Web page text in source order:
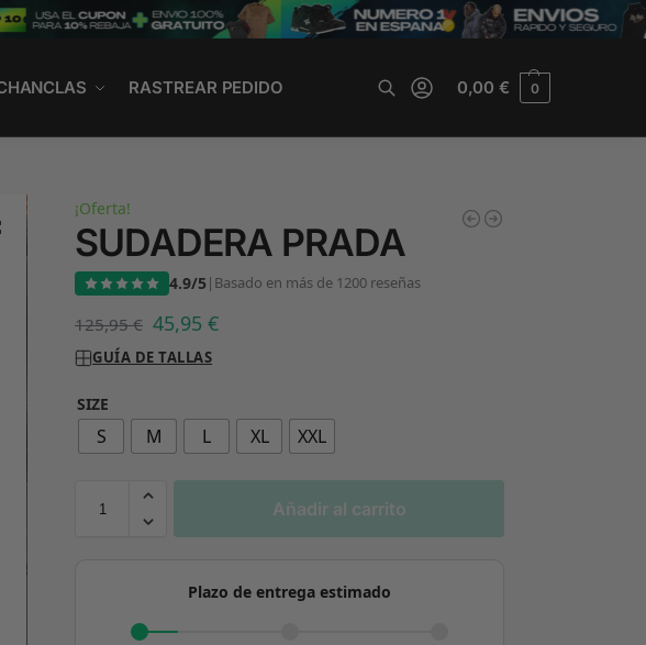
RASTREAR PEDIDO 0,00€ 0
¡Oferta!
SUDADERA PRADA
4.9/5| Basado en más de 1200 reseñas
125,95€ 45,95€
GUÍA DE TALLAS
SIZE
S M L XL XXL
Añadir al carrito
Plazo de entrega estimado